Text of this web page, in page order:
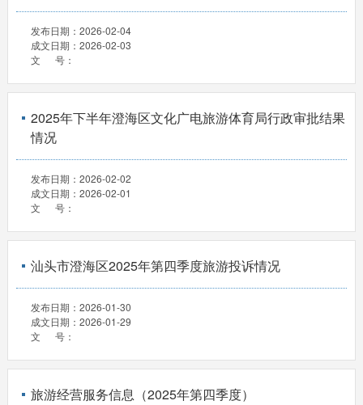
发布日期： 2026-02-04
成文日期： 2026-02-03
文 号：
2025年下半年澄海区文化广电旅游体育局行政审批结果
情况
发布日期： 2026-02-02
成文日期： 2026-02-01
文 号：
汕头市澄海区2025年第四季度旅游投诉情况
发布日期： 2026-01-30
成文日期： 2026-01-29
文 号：
旅游经营服务信息（2025年第四季度）